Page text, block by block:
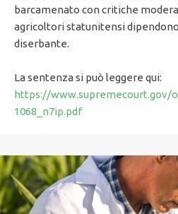
barcamenato con critiche
agricoltori statunitensi
diserbante.
La sentenza si può leggere qui:
https://www.supremecourt.gov/
1068_n7ip.pdf